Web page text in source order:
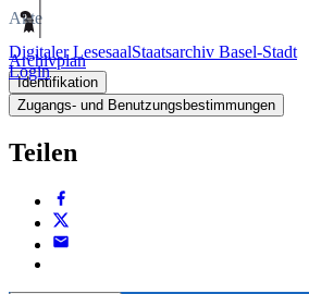
Digitaler LesesaalStaatsarchiv Basel-Stadt
Login
Akte
Archivplan
Identifikation
Zugangs- und Benutzungsbestimmungen
Teilen